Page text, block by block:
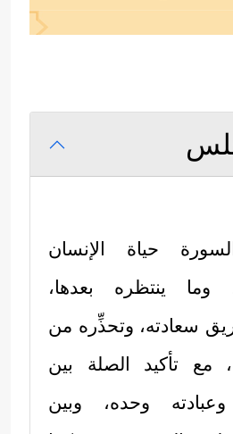
حياة الإنسان
وما ينتظره بعدها،
سعادته، وتحذِّره من
مع تأكيد الصلة بين
وعبادته وحده، وبين